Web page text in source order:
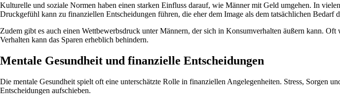
Kulturelle und soziale Normen haben einen starken Einfluss darauf, wie Männer mit Geld umgehen. In
Druckgefühl kann zu finanziellen Entscheidungen führen, die eher dem Image als dem tatsächlichen Bedarf
Zudem gibt es auch einen Wettbewerbsdruck unter Männern, der sich in Konsumverhalten äußern kann.
Verhalten kann das Sparen erheblich behindern.
Mentale Gesundheit und finanzielle Entscheidungen
Die mentale Gesundheit spielt oft eine unterschätzte Rolle in finanziellen Angelegenheiten. Stress, Sorgen
Entscheidungen aufschieben.